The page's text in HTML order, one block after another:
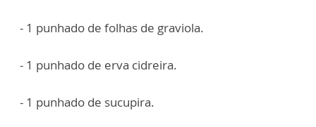
- 1 punhado de folhas de graviola.
- 1 punhado de erva cidreira.
- 1 punhado de sucupira.